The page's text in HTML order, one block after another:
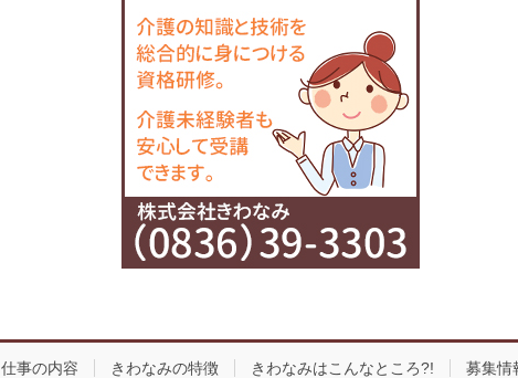
仕事の内容 きわなみの特徴 きわなみはこんなところ?! 募集情